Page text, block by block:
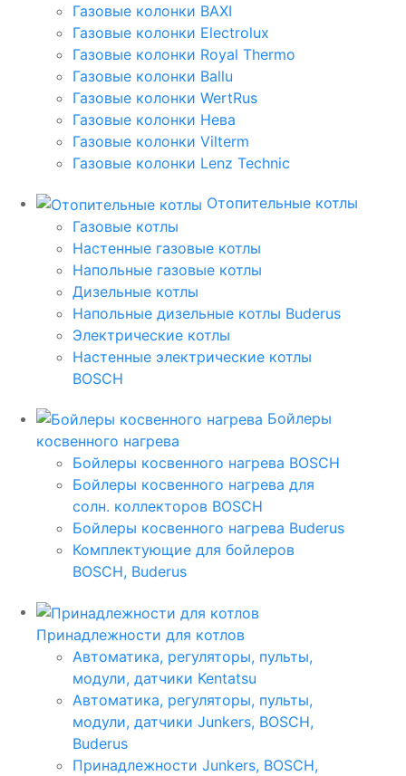
Газовые колонки BAXI
Газовые колонки Electrolux
Газовые колонки Royal Thermo
Газовые колонки Ballu
Газовые колонки WertRus
Газовые колонки Нева
Газовые колонки Vilterm
Газовые колонки Lenz Technic
Отопительные котлы
Газовые котлы
Настенные газовые котлы
Напольные газовые котлы
Дизельные котлы
Напольные дизельные котлы Buderus
Электрические котлы
Настенные электрические котлы
BOSCH
Бойлеры
косвенного нагрева
Бойлеры косвенного нагрева BOSCH
Бойлеры косвенного нагрева для
солн. коллекторов BOSCH
Бойлеры косвенного нагрева Buderus
Комплектующие для бойлеров
BOSCH, Buderus
Принадлежности для котлов
Автоматика, регуляторы, пульты,
модули, датчики Kentatsu
Автоматика, регуляторы, пульты,
модули, датчики Junkers, BOSCH,
Buderus
Принадлежности Junkers, BOSCH,